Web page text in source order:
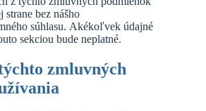
strane bez nášho
súhlasu. Akékoľvek údajné
sekciou bude neplatné.
zmluvných